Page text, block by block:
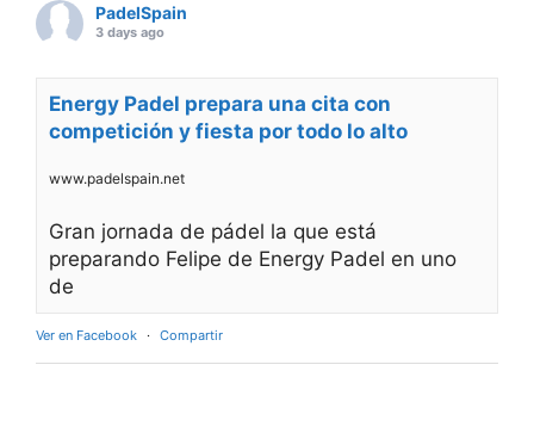
PadelSpain
3 days ago
Energy Padel prepara una cita con
competición y fiesta por todo lo alto
www.padelspain.net
Gran jornada de pádel la que está
preparando Felipe de Energy Padel en uno
de
Ver en Facebook · Compartir